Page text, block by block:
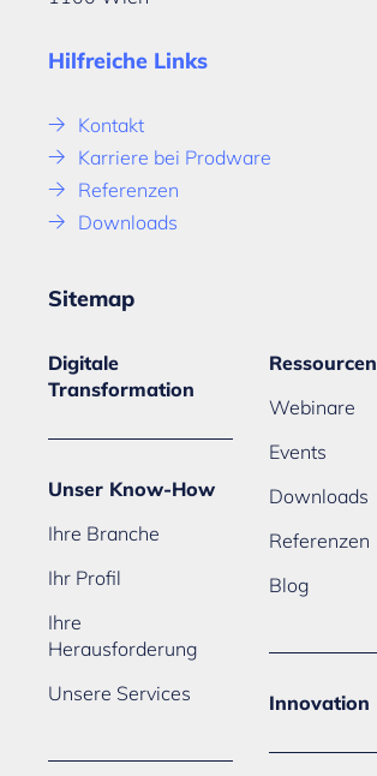
Hilfreiche Links
Kontakt
Karriere bei Prodware
Referenzen
Downloads
Sitemap
Digitale
Transformation
Unser Know-How
Ihre Branche
Ihr Profil
Ihre
Herausforderung
Unsere Services
Ressourcen
Webinare
Events
Downloads
Referenzen
Blog
Innovation